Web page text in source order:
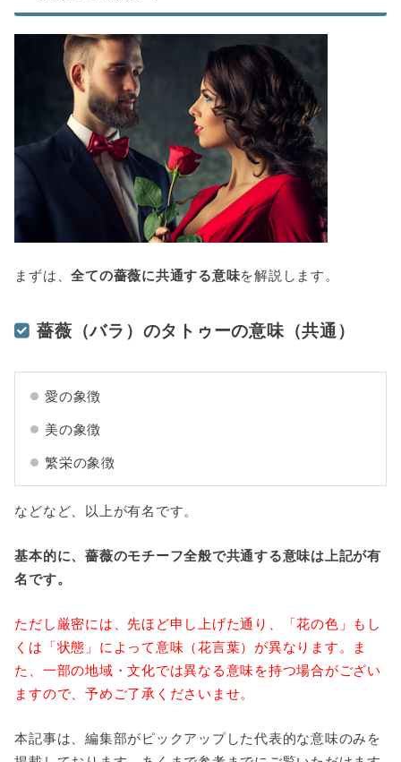
まずは、全ての薔薇に共通する意味を解説します。
薔薇（バラ）のタトゥーの意味（共通）
愛の象徴
美の象徴
繁栄の象徴
などなど、以上が有名です。
基本的に、薔薇のモチーフ全般で共通する意味は上記が有
名です。
ただし厳密には、先ほど申し上げた通り、「花の色」もし
くは「状態」によって意味（花言葉）が異なります。ま
た、一部の地域・文化では異なる意味を持つ場合がござい
ますので、予めご了承くださいませ。
本記事は、編集部がピックアップした代表的な意味のみを